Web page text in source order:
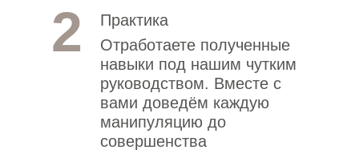
Практика
Отработаете полученные
навыки под нашим чутким
руководством. Вместе с
вами доведём каждую
манипуляцию до
совершенства
2